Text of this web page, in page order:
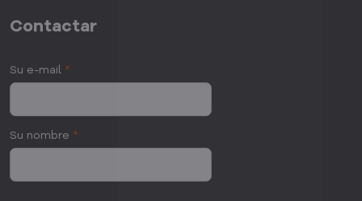
Contactar
Su e-mail *
Su nombre *